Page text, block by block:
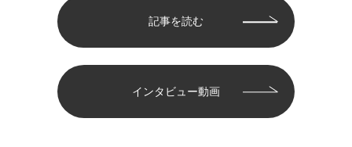
記事を読む
インタビュー動画